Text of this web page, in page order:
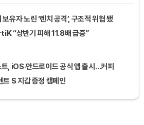
유자 노린 ‘렌치 공격’, 구조적 위협 됐
“상반기 피해 11.8배 급증”
, iOS·안드로이드 공식 앱 출시…커피
트 S 지갑 증정 캠페인